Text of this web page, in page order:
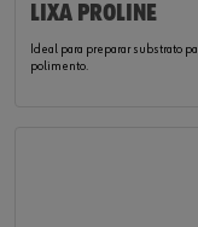
LIXA PROLINE
Ideal para preparar substrato
polimento.